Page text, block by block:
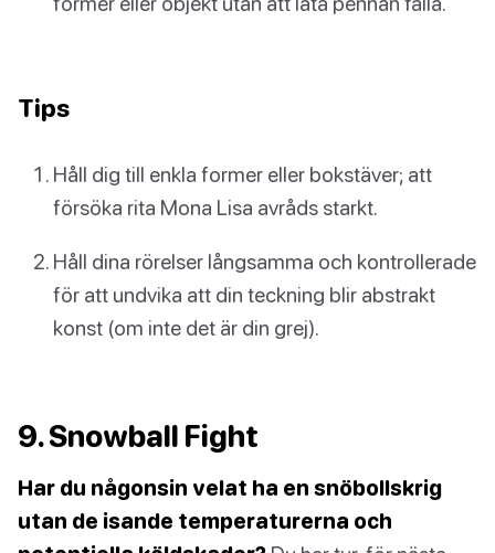
Tips
Håll dig till enkla former eller bokstäver; att
försöka rita Mona Lisa avråds starkt.
Håll dina rörelser långsamma och kontrollerade
för att undvika att din teckning blir abstrakt
konst (om inte det är din grej).
9. Snowball Fight
Har du någonsin velat ha en snöbollskrig
utan de isande temperaturerna och